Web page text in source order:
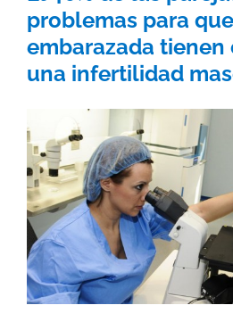
problemas para
embarazada tienen
una infertilidad
Larger
Image